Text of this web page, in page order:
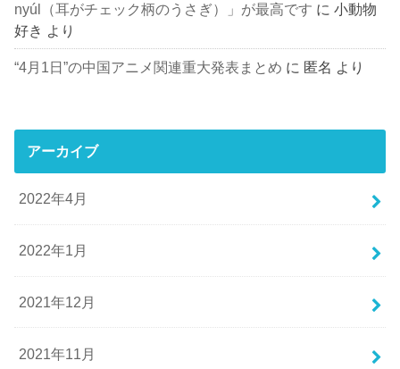
nyúl（耳がチェック柄のうさぎ）」が最高です に小動物
好き より
“4月1日”の中国アニメ関連重大発表まとめ に 匿名 より
アーカイブ
2022年4月
2022年1月
2021年12月
2021年11月